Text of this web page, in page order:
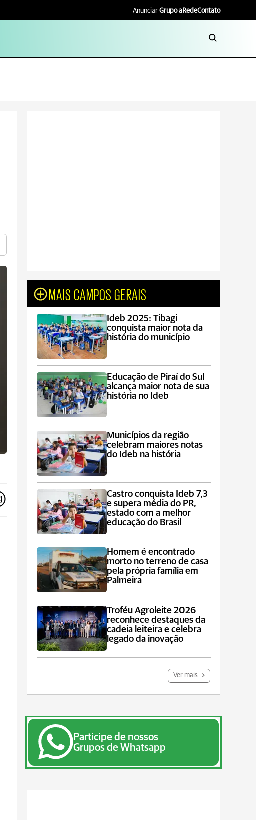
Anunciar Grupo aRedeContato
MAIS CAMPOS GERAIS
Ideb 2025: Tibagi
conquista maior nota da
história do município
Educação de Piraí do Sul
alcança maior nota de sua
história no Ideb
Municípios da região
celebram maiores notas
do Ideb na história
Castro conquista Ideb 7,3
e supera média do PR,
estado com a melhor
educação do Brasil
Homem é encontrado
morto no terreno de casa
pela própria família em
Palmeira
Troféu Agroleite 2026
reconhece destaques da
cadeia leiteira e celebra
legado da inovação
Ver mais
Participe de nossos
Grupos de Whatsapp